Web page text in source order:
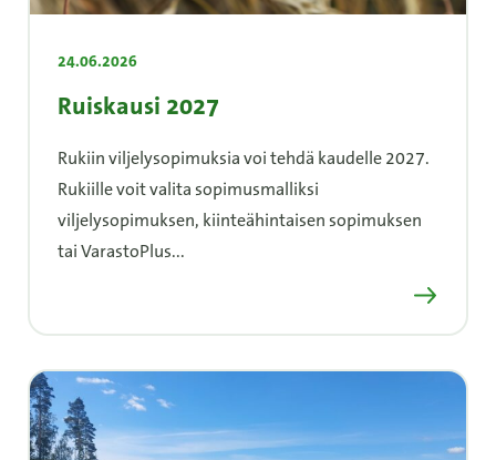
24.06.2026
Ruiskausi 2027
Rukiin viljelysopimuksia voi tehdä kaudelle 2027.
Rukiille voit valita sopimusmalliksi
viljelysopimuksen, kiinteähintaisen sopimuksen
tai VarastoPlus...